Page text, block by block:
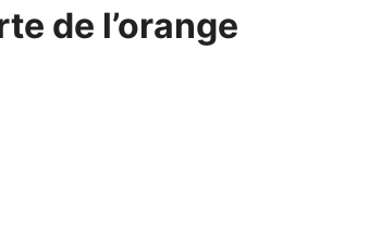
de l’orange